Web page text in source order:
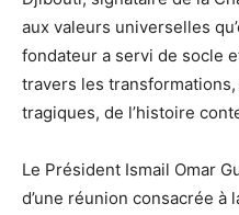
aux valeurs universelles
fondateur a servi de socle
travers les
tragiques, de l’histoire
Le Président Ismail Omar
d’une réunion consacrée à